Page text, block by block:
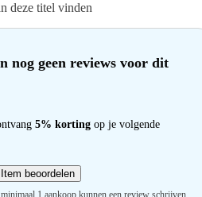
deze titel vinden
nog geen reviews voor dit
5% korting op je volgende
Item beoordelen